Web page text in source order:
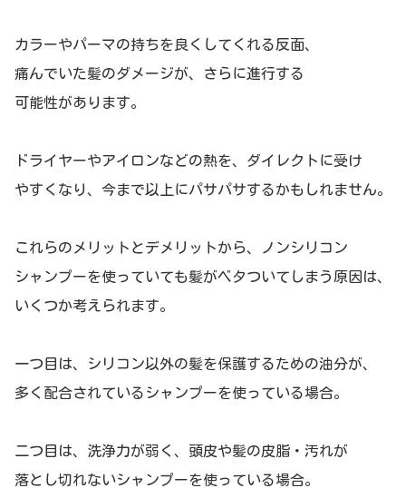
カラーやパーマの持ちを良くしてくれる反面、
痛んでいた髪のダメージが、さらに進行する
可能性があります。
ドライヤーやアイロンなどの熱を、ダイレクトに受け
やすくなり、今まで以上にパサパサするかもしれません。
これらのメリットとデメリットから、ノンシリコン
シャンプーを使っていても髪がベタついてしまう原因は、
いくつか考えられます。
一つ目は、シリコン以外の髪を保護するための油分が、
多く配合されているシャンプーを使っている場合。
二つ目は、洗浄力が弱く、頭皮や髪の皮脂・汚れが
落とし切れないシャンプーを使っている場合。